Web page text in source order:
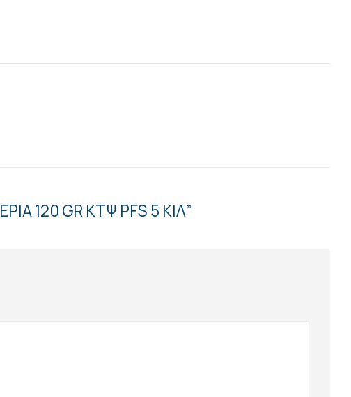
120 GR ΚΤΨ PFS 5 ΚΙΛ”